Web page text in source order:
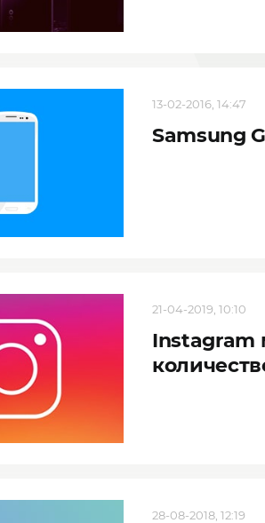
13-02-2016, 14:47
Samsung
21-04-2019, 10:10
Instagram
28-08-2018, 12:19